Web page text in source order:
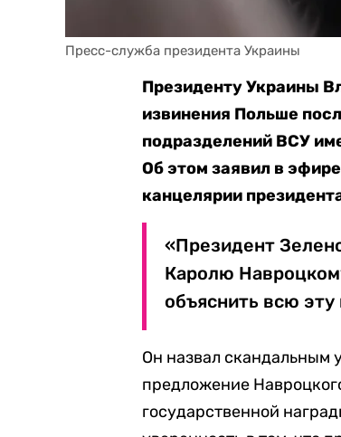
Пресс-служба президента Украины
Президенту Украины
извинения Польше
подразделений ВСУ
Об этом заявил в эфире
канцелярии
«Президент
Каролю
объяснить всю
Он назвал скандальным
предложение
государственной